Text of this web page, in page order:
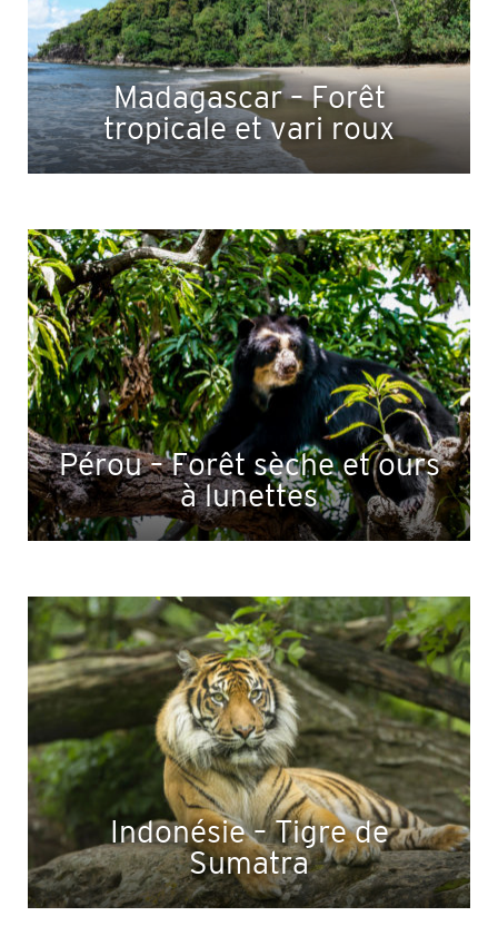
Madagascar – Forêt
tropicale et vari roux
Pérou – Forêt sèche et ours
à lunettes
Indonésie – Tigre de
Sumatra